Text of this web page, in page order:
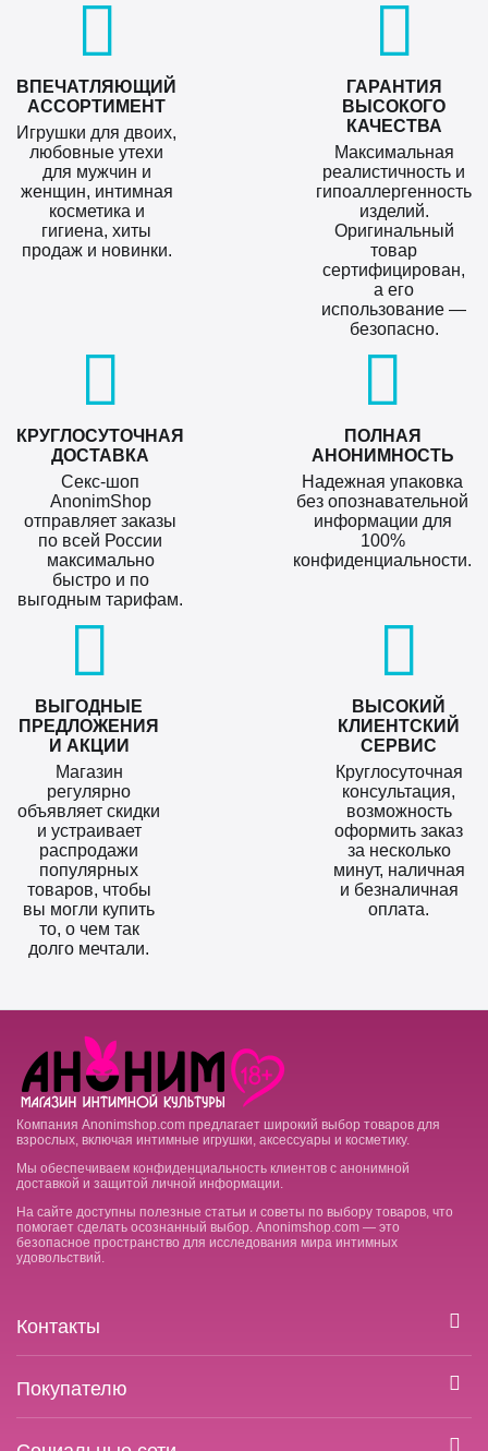
ВПЕЧАТЛЯЮЩИЙ
АССОРТИМЕНТ
Игрушки для двоих,
любовные утехи
для мужчин и
женщин, интимная
косметика и
гигиена, хиты
продаж и новинки.
ГАРАНТИЯ
ВЫСОКОГО
КАЧЕСТВА
Максимальная
реалистичность и
гипоаллергенность
изделий.
Оригинальный
товар
сертифицирован,
а его
использование —
безопасно.
КРУГЛОСУТОЧНАЯ
ДОСТАВКА
Секс-шоп
AnonimShop
отправляет заказы
по всей России
максимально
быстро и по
выгодным тарифам.
ПОЛНАЯ
АНОНИМНОСТЬ
Надежная упаковка
без опознавательной
информации для
100%
конфиденциальности.
ВЫГОДНЫЕ
ПРЕДЛОЖЕНИЯ
И АКЦИИ
Магазин
регулярно
объявляет скидки
и устраивает
распродажи
популярных
товаров, чтобы
вы могли купить
то, о чем так
долго мечтали.
ВЫСОКИЙ
КЛИЕНТСКИЙ
СЕРВИС
Круглосуточная
консультация,
возможность
оформить заказ
за несколько
минут, наличная
и безналичная
оплата.
Компания Anonimshop.com предлагает широкий выбор товаров для
взрослых, включая интимные игрушки, аксессуары и косметику.
Мы обеспечиваем конфиденциальность клиентов с анонимной
доставкой и защитой личной информации.
На сайте доступны полезные статьи и советы по выбору товаров, что
помогает сделать осознанный выбор. Anonimshop.com — это
безопасное пространство для исследования мира интимных
удовольствий.
Контакты
Покупателю